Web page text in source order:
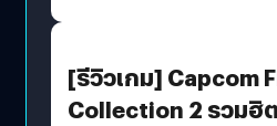
[รีวิวเกม] Capcom
Collection 2 รวมฮิ